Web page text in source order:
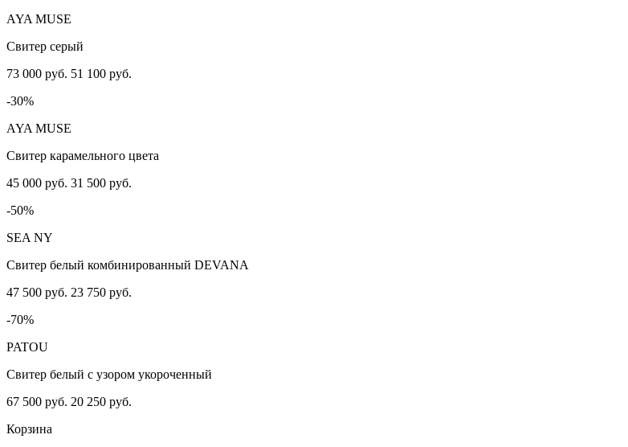
AYA MUSE
Свитер серый
73 000 руб. 51 100 руб.
-30%
AYA MUSE
Свитер карамельного цвета
45 000 руб. 31 500 руб.
-50%
SEA NY
Свитер белый комбинированный DEVANA
47 500 руб. 23 750 руб.
-70%
PATOU
Свитер белый с узором укороченный
67 500 руб. 20 250 руб.
Корзина